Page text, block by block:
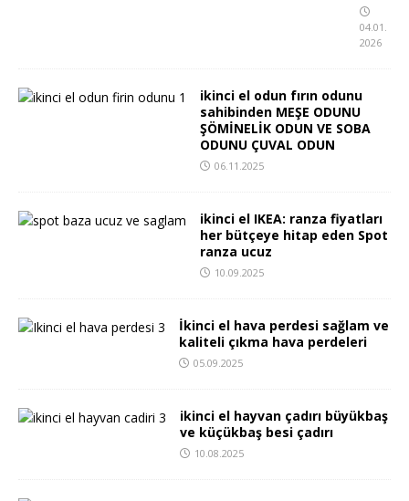
04.01.
2026
ikinci el odun fırın odunu
sahibinden MEŞE ODUNU
ŞÖMİNELİK ODUN VE SOBA
ODUNU ÇUVAL ODUN
06.11.2025
ikinci el IKEA: ranza fiyatları
her bütçeye hitap eden Spot
ranza ucuz
10.09.2025
İkinci el hava perdesi sağlam ve
kaliteli çıkma hava perdeleri
05.09.2025
ikinci el hayvan çadırı büyükbaş
ve küçükbaş besi çadırı
10.08.2025